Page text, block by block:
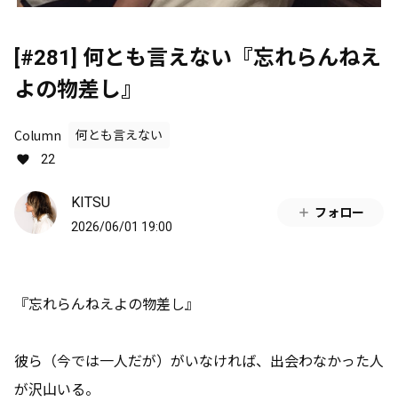
[#281] 何とも言えない『忘れらんねえ
よの物差し』
Column
何とも言えない
22
KITSU
2026/06/01 19:00
フォロー
『忘れらんねえよの物差し』
彼ら（今では一人だが）がいなければ、出会わなかった人
が沢山いる。